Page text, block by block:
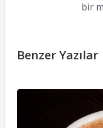
bir
Benzer Yazılar